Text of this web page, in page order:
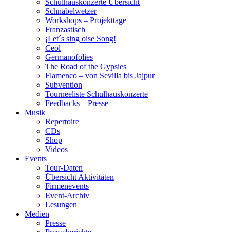
Schulhauskonzerte Übersicht
Schnabelwetzer
Workshops – Projekttage
Franzastisch
¡Let´s sing oise Song!
Ceol
Germanofolies
The Road of the Gypsies
Flamenco – von Sevilla bis Jajpur
Subvention
Tourneeliste Schulhauskonzerte
Feedbacks – Presse
Musik
Repertoire
CDs
Shop
Videos
Events
Tour-Daten
Übersicht Aktivitäten
Firmenevents
Event-Archiv
Lesungen
Medien
Presse